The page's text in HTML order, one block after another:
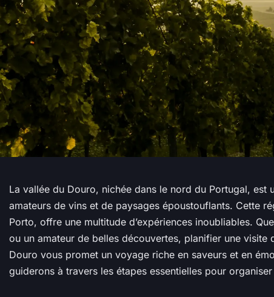
La vallée du Douro, nichée dans le nord du Portugal, est
amateurs de vins et de paysages époustouflants. Cette
Porto, offre une multitude d’expériences inoubliables.
ou un amateur de belles découvertes, planifier une visite
Douro vous promet un voyage riche en saveurs et en
guiderons à travers les étapes essentielles pour